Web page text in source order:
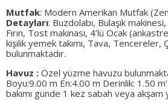
Mutfak: Modern Amerikan Mutfak
Detayları: Buzdolabı, Bulaşık
Fırın, Tost makinası, 4’lü Ocak
kişilik yemek takımı, Tava, Tencereler,
bulunmaktadır.
Havuz : Özel yüzme havuzu
Boyu:9.00 m En:4.00 m Derinlik: 1.50
bakımı günde 1 kez sabah veya akşam